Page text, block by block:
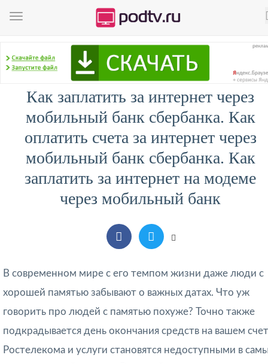
Как заплатить за интернет через
мобильный банк сбербанка. Как
оплатить счета за интернет через
мобильный банк сбербанка. Как
заплатить за интернет на модеме
через мобильный банк
В современном мире с его темпом жизни даже люди с
хорошей памятью забывают о важных датах. Что уж
говорить про людей с памятью похуже? Точно также
подкрадывается день окончания средств на вашем
Ростелекома и услуги становятся недоступными в